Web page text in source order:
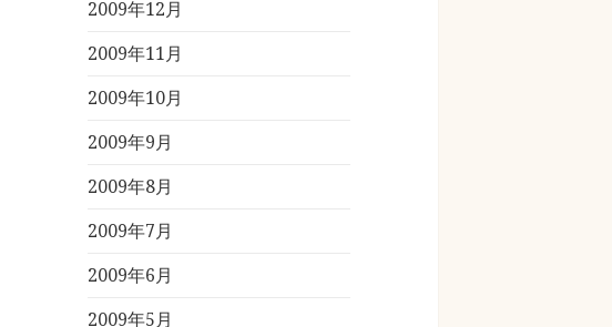
2009年12月
2009年11月
2009年10月
2009年9月
2009年8月
2009年7月
2009年6月
2009年5月